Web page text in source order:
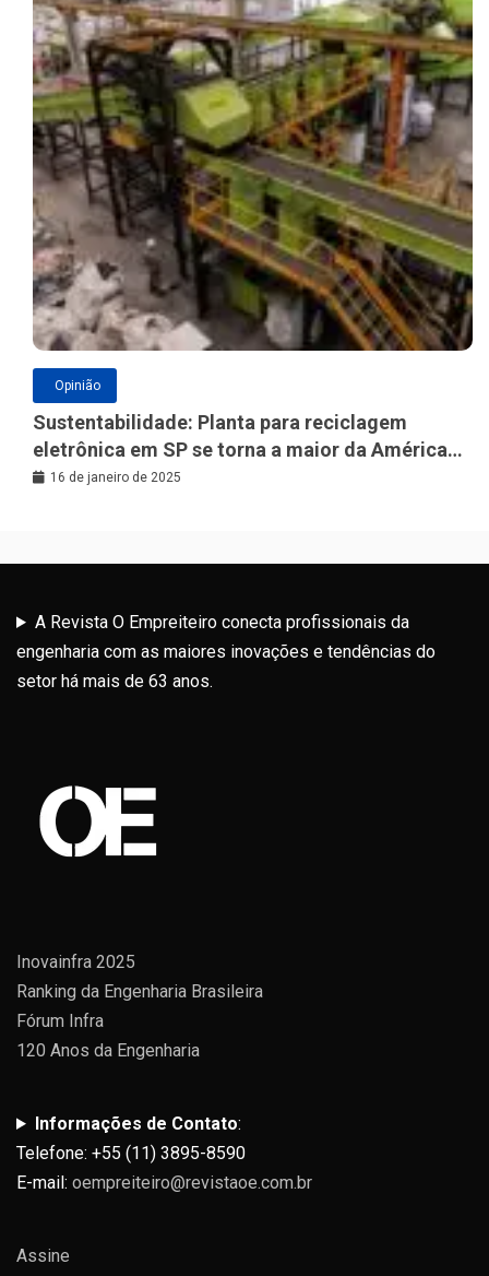
Opinião
Sustentabilidade: Planta para reciclagem
eletrônica em SP se torna a maior da América
Latina
16 de janeiro de 2025
A Revista O Empreiteiro conecta profissionais da
engenharia com as maiores inovações e tendências do
setor há mais de 63 anos.
Inovainfra 2025
Ranking da Engenharia Brasileira
Fórum Infra
120 Anos da Engenharia
Informações de Contato:
Telefone: +55 (11) 3895-8590
E-mail: oempreiteiro@revistaoe.com.br
Assine